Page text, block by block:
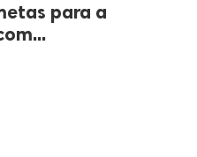
para a